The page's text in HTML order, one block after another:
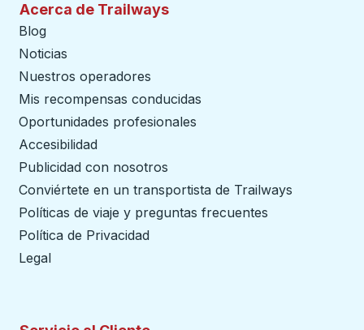
Acerca de Trailways
Blog
Noticias
Nuestros operadores
Mis recompensas conducidas
Oportunidades profesionales
Accesibilidad
Publicidad con nosotros
Conviértete en un transportista de Trailways
Políticas de viaje y preguntas frecuentes
Política de Privacidad
Legal